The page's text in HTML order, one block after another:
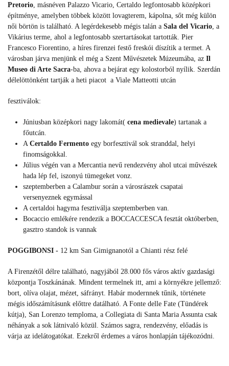
Pretorio, másnéven Palazzo Vicario, Certaldo legfontosabb középkori
építménye, amelyben többek között lovagterem, kápolna, sőt még külön
női börtön is található. A legérdekesebb mégis talán a Sala del Vicario, a
Vikárius terme, ahol a legfontosabb szertartásokat tartották. Pier
Francesco Fiorentino, a híres firenzei festő freskói díszítik a termet. A
városban járva menjünk el még a Szent Művészetek Múzeumába, az Il
Museo di Arte Sacra-ba, ahova a bejárat egy kolostorból nyílik. Szerdán
délelöttönként tartják a heti piacot a Viale Matteotti utcán
fesztiválok:
Júniusban középkori nagy lakomát( cena medievale) tartanak a
főutcán.
A Certaldo Fermento egy borfesztivál sok stranddal, helyi
finomságokkal.
Július végén van a Mercantia nevű rendezvény ahol utcai művészek
hada lép fel, iszonyú tümegeket vonz.
szeptemberben a Calambur során a városrászek csapatai
versenyeznek egymással
A certaldoi hagyma fesztiválja szeptemberben van.
Bocaccio emlékére rendezik a BOCCACCESCA fesztát októberben,
gasztro standok is vannak
POGGIBONSI - 12 km San Gimignanotól a Chianti rész felé
A Firenzétől délre található, nagyjából 28.000 fős város aktív gazdasági
központja Toszkánának. Mindent termelnek itt, ami a környékre jellemző:
bort, olíva olajat, mézet, sáfrányt. Habár modernnek tűnik, története
mégis időszámításunk előttre datálható. A Fonte delle Fate (Tündérek
kútja), San Lorenzo temploma, a Collegiata di Santa Maria Assunta csak
néhányak a sok látnivaló közül. Számos sagra, rendezvény, előadás is
várja az idelátogatókat. Ezekről érdemes a város honlapján tájékozódni.